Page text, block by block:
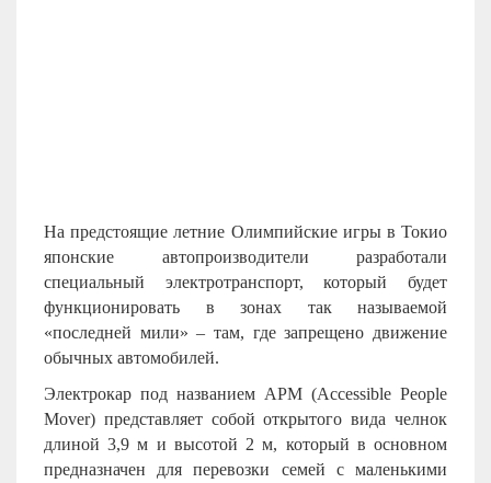
На предстоящие летние Олимпийские игры в Токио
японские автопроизводители разработали
специальный электротранспорт, который будет
функционировать в зонах так называемой
«последней мили» – там, где запрещено движение
обычных автомобилей.
Электрокар под названием APM (Accessible People
Mover) представляет собой открытого вида челнок
длиной 3,9 м и высотой 2 м, который в основном
предназначен для перевозки семей с маленькими